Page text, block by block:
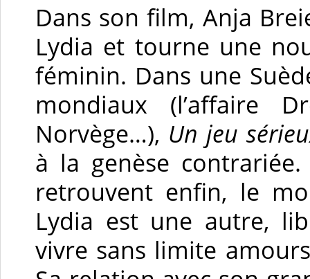
Dans son film, Anja
Lydia et tourne une
féminin. Dans une
mondiaux (l’affaire
Norvège…), Un jeu
à la genèse
retrouvent enfin, le
Lydia est une autre,
vivre sans limite